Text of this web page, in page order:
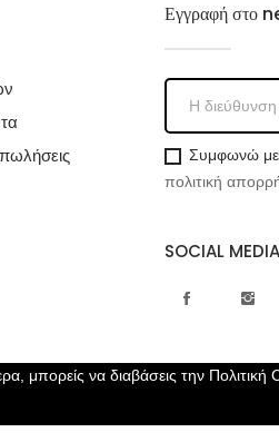
Εγγραφή στο
Συμφωνώ
πολιτική
SOCIAL MEDIA
μπορείς να διαβάσεις την Πολιτική